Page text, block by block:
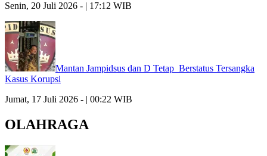
Senin, 20 Juli 2026 - | 17:12 WIB
Mantan Jampidsus dan D Tetap Berstatus Tersangka
Kasus Korupsi
Jumat, 17 Juli 2026 - | 00:22 WIB
OLAHRAGA